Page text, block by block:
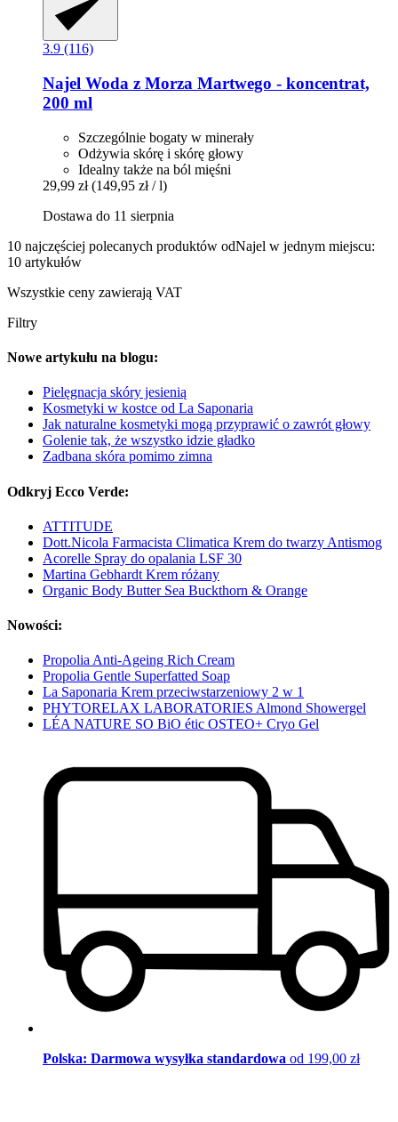
3.9 (116)
Najel Woda z Morza Martwego -​ koncentrat,
200 ml
Szczególnie bogaty w minerały
Odżywia skórę i skórę głowy
Idealny także na ból mięśni
29,99 zł (149,95 zł / l)
Dostawa do 11 sierpnia
10 najczęściej polecanych produktów odNajel w jednym miejscu:
10 artykułów
Wszystkie ceny zawierają VAT
Filtry
Nowe artykułu na blogu:
Pielęgnacja skóry jesienią
Kosmetyki w kostce od La Saponaria
Jak naturalne kosmetyki mogą przyprawić o zawrót głowy
Golenie tak, że wszystko idzie gładko
Zadbana skóra pomimo zimna
Odkryj Ecco Verde:
ATTITUDE
Dott.Nicola Farmacista Climatica Krem do twarzy Antismog
Acorelle Spray do opalania LSF 30
Martina Gebhardt Krem różany
Organic Body Butter Sea Buckthorn & Orange
Nowości:
Propolia Anti-Ageing Rich Cream
Propolia Gentle Superfatted Soap
La Saponaria Krem przeciwstarzeniowy 2 w 1
PHYTORELAX LABORATORIES Almond Showergel
LÉA NATURE SO BiO étic OSTEO+ Cryo Gel
Polska: Darmowa wysyłka standardowa od 199,00 zł